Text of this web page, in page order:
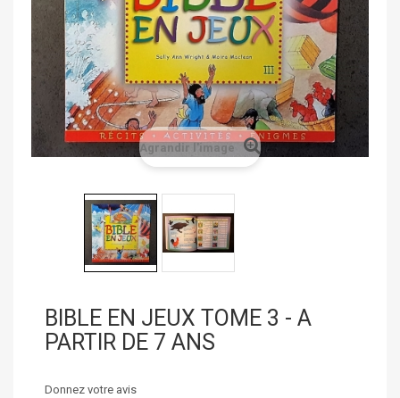
Agrandir l'image
BIBLE EN JEUX TOME 3 - A
PARTIR DE 7 ANS
Donnez votre avis